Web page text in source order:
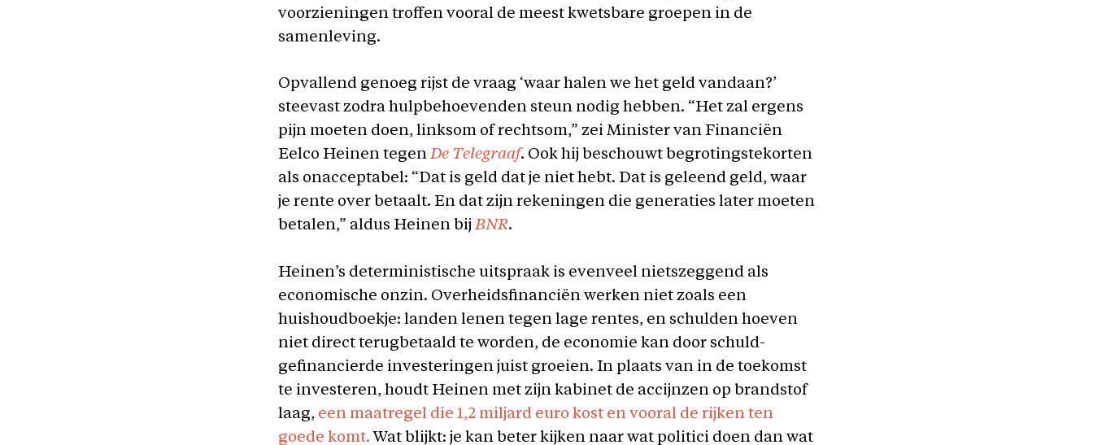
voorzieningen troffen vooral de meest kwetsbare groepen in de
samenleving.
Opvallend genoeg rijst de vraag ‘waar halen we het geld vandaan?’
steevast zodra hulpbehoevenden steun nodig hebben. “Het zal ergens
pijn moeten doen, linksom of rechtsom,” zei Minister van Financiën
Eelco Heinen tegen De Telegraaf. Ook hij beschouwt begrotingstekorten
als onacceptabel: “Dat is geld dat je niet hebt. Dat is geleend geld, waar
je rente over betaalt. En dat zijn rekeningen die generaties later moeten
betalen,” aldus Heinen bij BNR.
Heinen’s deterministische uitspraak is evenveel nietszeggend als
economische onzin. Overheidsfinanciën werken niet zoals een
huishoudboekje: landen lenen tegen lage rentes, en schulden hoeven
niet direct terugbetaald te worden, de economie kan door schuld-
gefinancierde investeringen juist groeien. In plaats van in de toekomst
te investeren, houdt Heinen met zijn kabinet de accijnzen op brandstof
laag, een maatregel die 1,2 miljard euro kost en vooral de rijken ten
goede komt. Wat blijkt: je kan beter kijken naar wat politici doen dan wat